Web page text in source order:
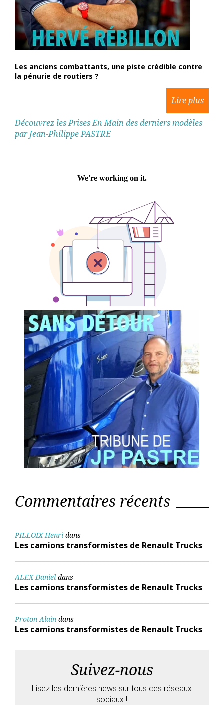
Les anciens combattants, une piste crédible contre
la pénurie de routiers ?
Découvrez les Prises En Main des derniers modèles
par Jean-Philippe PASTRE
Commentaires récents
PILLOIX Henri dans
Les camions transformistes de Renault Trucks
ALEX Daniel dans
Les camions transformistes de Renault Trucks
Proton Alain dans
Les camions transformistes de Renault Trucks
Suivez-nous
Lisez les dernières news sur tous ces réseaux
sociaux !